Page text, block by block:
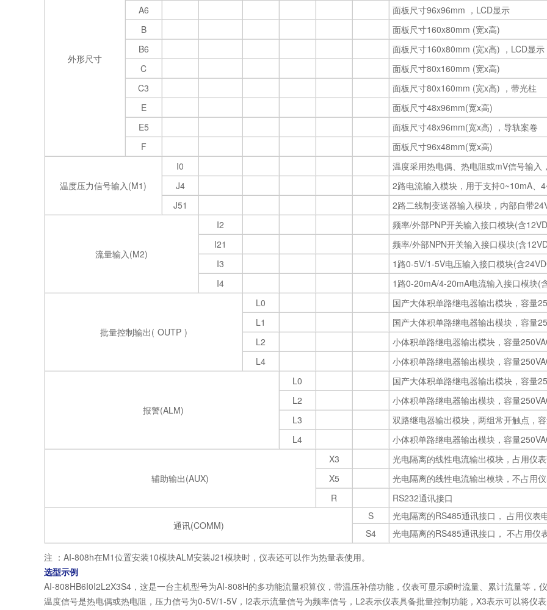
外形尺寸
A6
面板尺寸96x96mm ，LCD显示
B
面板尺寸160x80mm (宽x高)
B6
面板尺寸160x80mm (宽x高) ，LCD显示
C
面板尺寸80x160mm (宽x高)
C3
面板尺寸80x160mm (宽x高) ，带光柱
E
面板尺寸48x96mm(宽x高)
E5
面板尺寸48x96mm(宽x高) ，导轨案卷
F
面板尺寸96x48mm(宽x高)
温度压力信号输入(M1)
I0
温度采用热电偶、热电阻或mV信号输入
J4
2路电流输入模块，用于支持0~10mA、
J51
2路二线制变送器输入模块，内部自带
流量输入(M2)
I2
频率/外部PNP开关输入接口模块(含
I21
频率/外部NPN开关输入接口模块(含
I3
1路0-5V/1-5V电压输入接口模块(含
I4
1路0-20mA/4-20mA电流输入接口模块(
批量控制输出( OUTP )
L0
国产大体积单路继电器输出模块，容量
L1
国产大体积单路继电器输出模块，容量
L2
小体积单路继电器输出模块，容量
L4
小体积单路继电器输出模块，容量
报警(ALM)
L0
国产大体积单路继电器输出模块，容量
L2
小体积单路继电器输出模块，容量
L3
双路继电器输出模块，两组常开触点，
L4
小体积单路继电器输出模块，容量
辅助输出(AUX)
X3
光电隔离的线性电流输出模块，占用仪
X5
光电隔离的线性电流输出模块，不占用
R
RS232通讯接口
通讯(COMM)
S
光电隔离的RS485通讯接口， 占用仪表
S4
光电隔离的RS485通讯接口， 不占用仪
注 ：AI-808h在M1位置安装10模块ALM安装J21模块时，仪表还可以作为热量表使用。
选型示例
AI-808HB6I0I2L2X3S4，这是一台主机型号为AI-808H的多功能流量积算仪，带温压补偿功能，仪表可显示瞬时流量、累计流量等，
温度信号是热电偶或热电阻，压力信号为0-5V/1-5V，I2表示流量信号为频率信号，L2表示仪表具备批量控制功能，X3表示可以将仪